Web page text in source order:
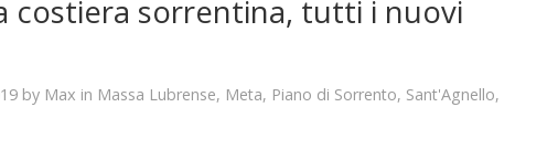
costiera sorrentina, tutti i nuovi
by Max in Massa Lubrense, Meta, Piano di Sorrento, Sant'Agnello,